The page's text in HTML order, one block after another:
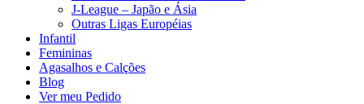
J-League – Japão e Ásia
Outras Ligas Européias
Infantil
Femininas
Agasalhos e Calções
Blog
Ver meu Pedido